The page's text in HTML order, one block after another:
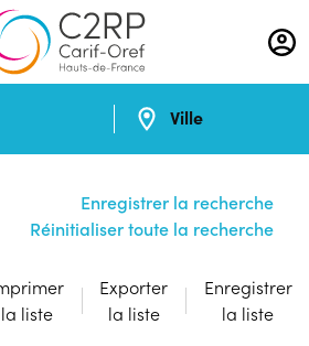
Aller
au
contenu
Ville
Enregistrer la recherche
Réinitialiser toute la recherche
la liste
Exporter
la liste
Enregistrer
la liste